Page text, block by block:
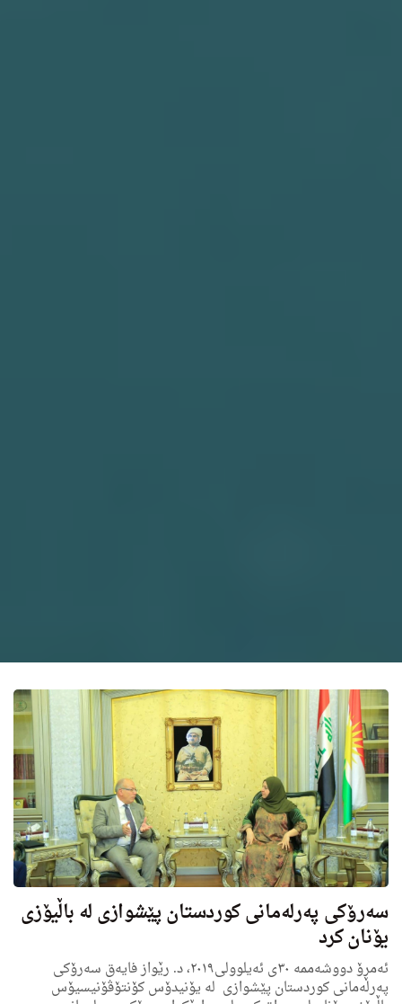
سەرۆکی پەرلەمانی کوردستان پێشوازی لە باڵیۆزی
یۆنان کرد
ئه‌مڕۆ دووشه‌ممه‌ ٣٠ی ئەیلوولی٢٠١٩، د. رێواز فایه‌ق سه‌رۆكی
په‌رله‌مانی كوردستان پێشوازی له‌ یۆنیدۆس كۆنتۆڤۆنیسیۆس